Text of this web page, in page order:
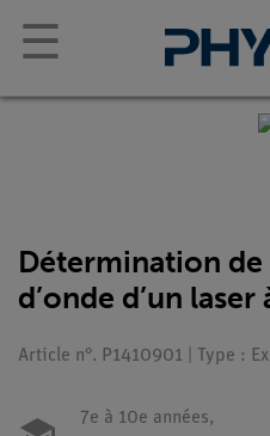
☰
Détermination
d’onde d’un
Article n°. P1410901 | Type :
7e à 10e années,